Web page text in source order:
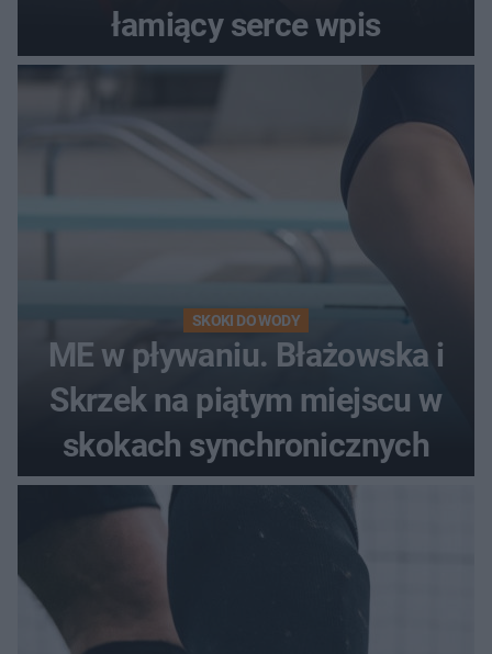
łamiący serce wpis
SKOKI DO WODY
ME w pływaniu. Błażowska i
Skrzek na piątym miejscu w
skokach synchronicznych